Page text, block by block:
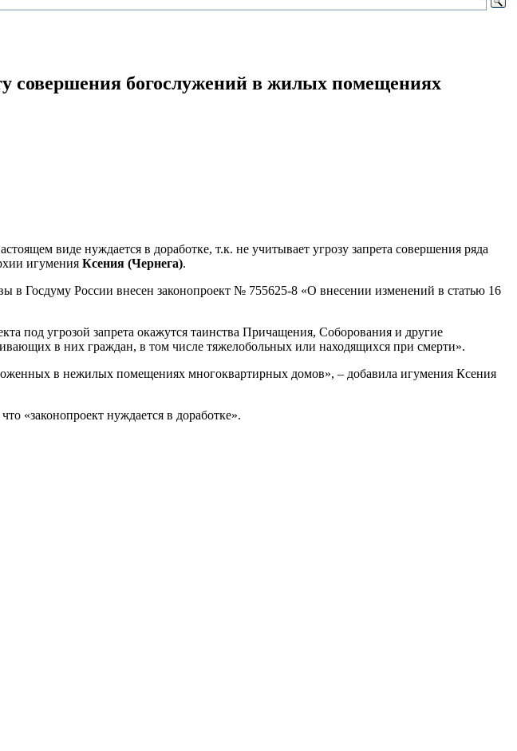
совершения богослужений в жилых помещениях
виде нуждается в доработке, т.к. не учитывает угрозу запрета совершения ряда
игумения Ксения (Чернега).
в Госдуму России внесен законопроект № 755625-8 «О внесении изменений в статью 16
под угрозой запрета окажутся таинства Причащения, Соборования и другие
в них граждан, в том числе тяжелобольных или находящихся при смерти».
в нежилых помещениях многоквартирных домов», – добавила игумения Ксения
«законопроект нуждается в доработке».